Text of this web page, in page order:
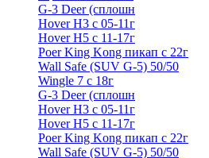
G-3 Deer (сплошн
Hover H3 с 05-11г
Hover H5 с 11-17г
Poer King Kong пикап с 22г
Wall Safe (SUV G-5) 50/50
Wingle 7 с 18г
G-3 Deer (сплошн
Hover H3 с 05-11г
Hover H5 с 11-17г
Poer King Kong пикап с 22г
Wall Safe (SUV G-5) 50/50